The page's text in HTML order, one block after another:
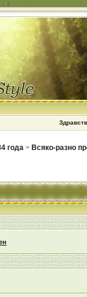
года > Всяко-разно